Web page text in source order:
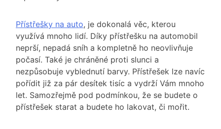
Přístřešky na auto, je dokonalá věc, kterou
využívá mnoho lidí. Díky přístřešku na automobil
neprší, nepadá sníh a kompletně ho neovlivňuje
počasí. Také je chráněné proti slunci a
nezpůsobuje vyblednutí barvy. Přístřešek lze navíc
pořídit již za pár desítek tisíc a vydrží Vám mnoho
let. Samozřejmě pod podmínkou, že se budete o
přístřešek starat a budete ho lakovat, či mořit.